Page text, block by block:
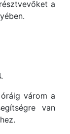
a
várom a
van